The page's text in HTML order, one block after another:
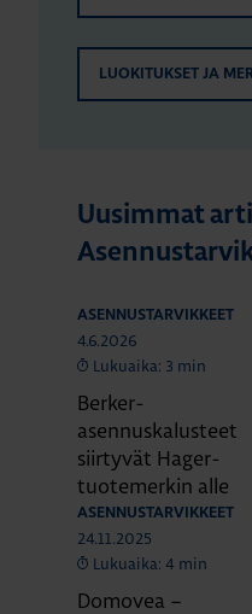
LUOKITUKSET JA
Uusimmat
ASENNUSTARVIKKEET
4.6.2026
Lukuaika: 3 min
Berker-
asennuskalusteet
siirtyvät Hager-
tuotemerkin alle
ASENNUSTARVIKKEET
24.11.2025
Lukuaika: 4 min
Domovea –